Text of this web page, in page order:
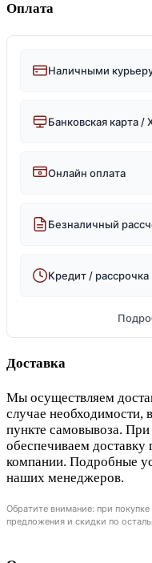
Оплата
Наличными
Банковская карта /
Онлайн оплата
Безналичный
Кредит / рассрочка
Доставка
Мы осуществляем
случае необходимости,
пункте самовывоза.
обеспечиваем доставку
компании. Подробные
наших менеджеров.
Обратите внимание: при
предложения и скидки по